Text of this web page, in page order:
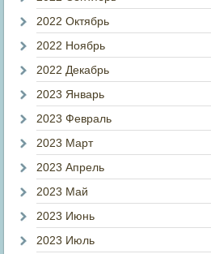
2022 Октябрь
2022 Ноябрь
2022 Декабрь
2023 Январь
2023 Февраль
2023 Март
2023 Апрель
2023 Май
2023 Июнь
2023 Июль